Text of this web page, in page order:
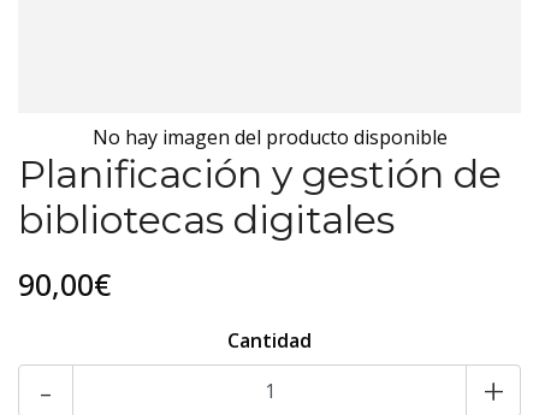
No hay imagen del producto disponible
Planificación y gestión de
bibliotecas digitales
90,00€
Cantidad
- +